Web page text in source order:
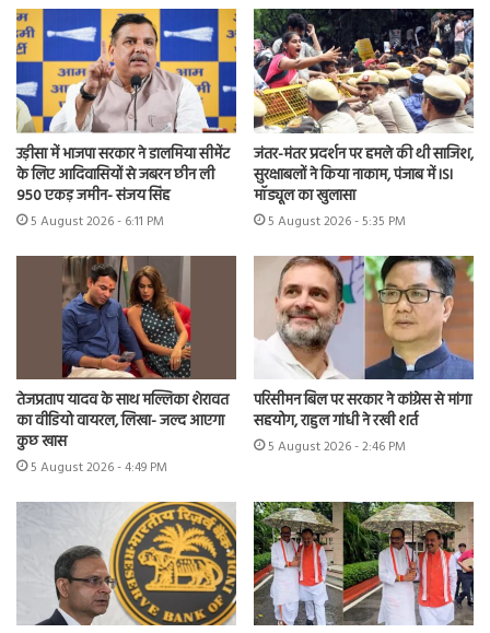
उड़ीसा में भाजपा सरकार ने डालमिया सीमेंट
के लिए आदिवासियों से जबरन छीन ली
950 एकड़ जमीन- संजय सिंह
5 August 2026 - 6:11 PM
जंतर-मंतर प्रदर्शन पर हमले की थी साजिश,
सुरक्षाबलों ने किया नाकाम, पंजाब में ISI
मॉड्यूल का खुलासा
5 August 2026 - 5:35 PM
तेजप्रताप यादव के साथ मल्लिका शेरावत
का वीडियो वायरल, लिखा- जल्द आएगा
कुछ खास
5 August 2026 - 4:49 PM
परिसीमन बिल पर सरकार ने कांग्रेस से मांगा
सहयोग, राहुल गांधी ने रखी शर्त
5 August 2026 - 2:46 PM